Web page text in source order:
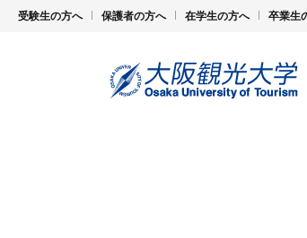
受験生の方へ 保護者の方へ 在学生の方へ 卒業生